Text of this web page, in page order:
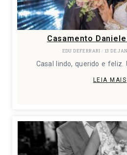
Casamento
EDU DEFERRARI 13 DE
Casal lindo, querido e feliz.
LEIA MAIS